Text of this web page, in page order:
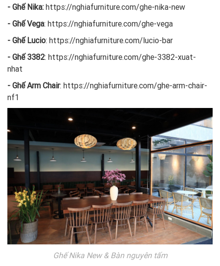
- Ghế Nika: https://nghiafurniture.com/ghe-nika-new
- Ghế Vega: https://nghiafurniture.com/ghe-vega
- Ghế Lucio: https://nghiafurniture.com/lucio-bar
- Ghế 3382: https://nghiafurniture.com/ghe-3382-xuat-
nhat
- Ghế Arm Chair: https://nghiafurniture.com/ghe-arm-chair-
nf1
Ghế Nika New & Bàn nguyên tấm